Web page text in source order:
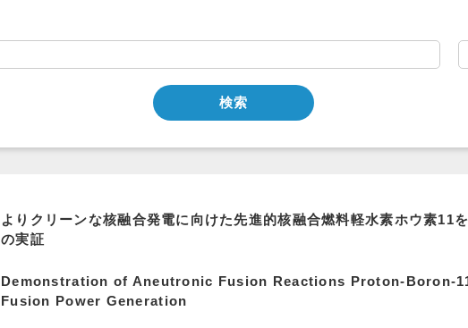
検索
よりクリーンな核融合発電に向けた先進的核融合燃料軽水素ホウ素11
の実証
Demonstration of Aneutronic Fusion Reactions Proton-Boron-
Fusion Power Generation